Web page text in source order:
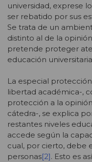
universidad, exprese
ser rebatido por sus
Se trata de un
distinto al de la
pretende proteger
educación
La especial
libertad académica-,
protección a la
cátedra-, se explica
restantes niveles
accede según la
cual, por cierto, debe
personas[2]. Esto es